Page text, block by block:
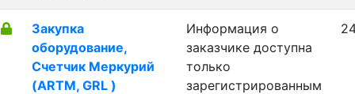
Закупка
оборудование,
Счетчик Меркурий
(ARTM, GRL )
Информация о
заказчике доступна
только
зарегистрированным